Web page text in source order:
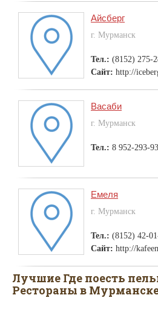
Айсберг
г. Мурманск
Тел.: (8152) 275-
Сайт: http://
Васаби
г. Мурманск
Тел.: 8 952-293-
Емеля
г. Мурманск
Тел.: (8152) 42-
Сайт: http://
Лучшие Где поесть
Рестораны в